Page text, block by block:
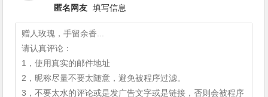
匿名网友 填写信息